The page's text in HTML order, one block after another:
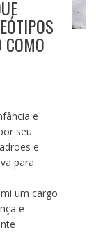
COMO
e
seu
e
para
um cargo
e